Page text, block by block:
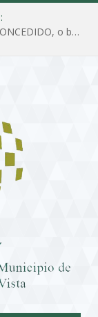
PORTARIA Nº 025/2026-GP/IPREVSSBV – CONCEDIDO, o benefício de PENSÃO a MARIA ESTELA DOS SANTOS SOUZA